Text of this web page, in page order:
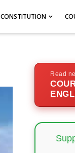
CONSTITUTION
Read